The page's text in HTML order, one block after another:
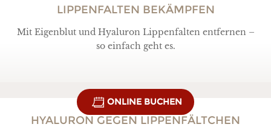
LIPPENFALTEN BEKÄMPFEN
Mit Eigenblut und Hyaluron Lippenfalten entfernen –
so einfach geht es.
HYALURON GEGEN LIPPENFÄLTCHEN
ONLINE BUCHEN